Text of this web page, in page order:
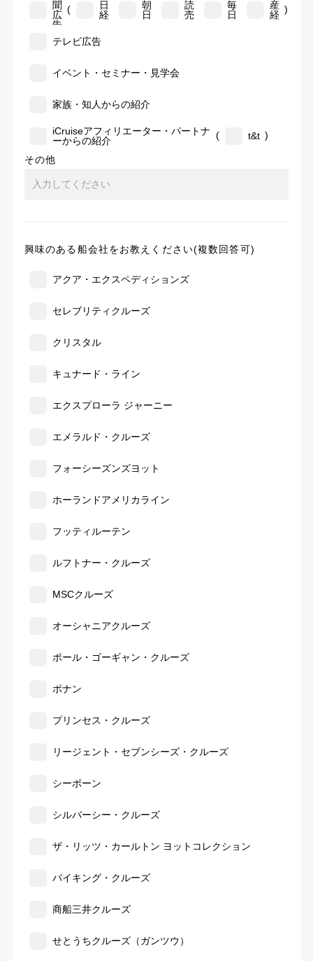
聞
広
告
(
日
経
朝
日
読
売
毎
日
産
経 )
テレビ広告
イベント・セミナー・見学会
家族・知人からの紹介
iCruiseアフィリエーター・パートナ
ーからの紹介
( t&t )
その他
興味のある船会社をお教えください(複数回答可)
アクア・エクスペディションズ
セレブリティクルーズ
クリスタル
キュナード・ライン
エクスプローラ ジャーニー
エメラルド・クルーズ
フォーシーズンズヨット
ホーランドアメリカライン
フッティルーテン
ルフトナー・クルーズ
MSCクルーズ
オーシャニアクルーズ
ポール・ゴーギャン・クルーズ
ポナン
プリンセス・クルーズ
リージェント・セブンシーズ・クルーズ
シーボーン
シルバーシー・クルーズ
ザ・リッツ・カールトン ヨットコレクション
バイキング・クルーズ
商船三井クルーズ
せとうちクルーズ（ガンツウ）